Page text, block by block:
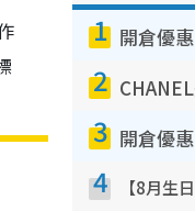
1
2
3
4